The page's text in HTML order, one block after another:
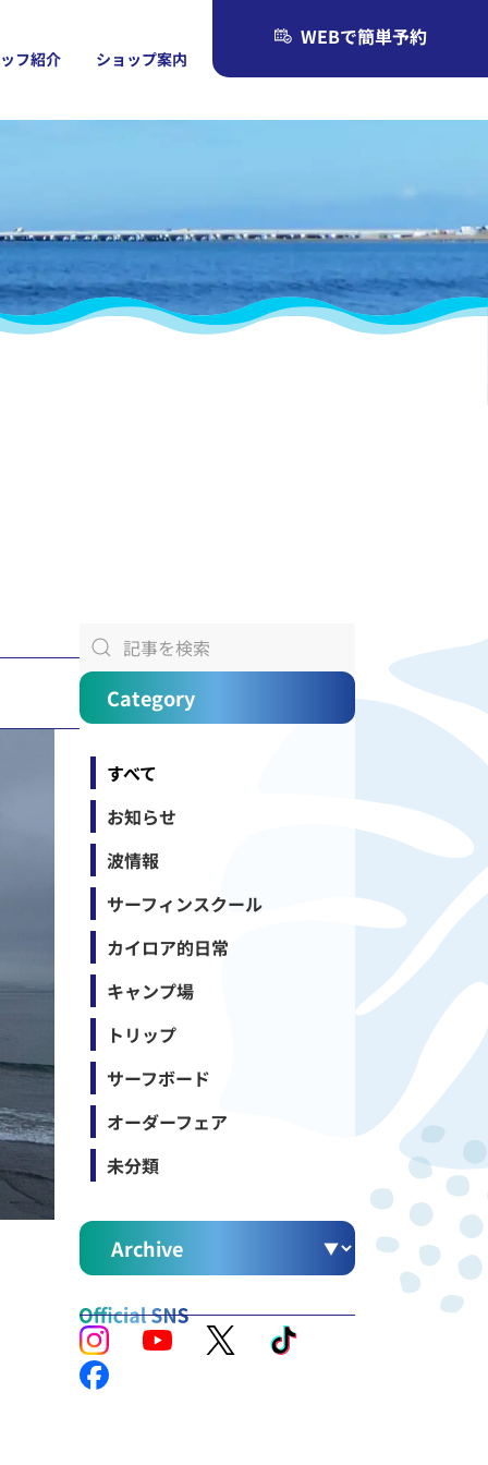
フ紹介 ショップ案内
WEBで簡単予約
Category
すべて
お知らせ
波情報
サーフィンスクール
カイロア的日常
キャンプ場
トリップ
サーフボード
オーダーフェア
未分類